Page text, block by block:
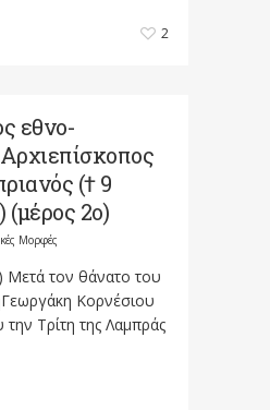
2
εθνο-
(† 9
(μέρος 2ο)
Μορφές
Μετά τον θάνατο του
Κορνέσιου
Τρίτη της Λαμπράς